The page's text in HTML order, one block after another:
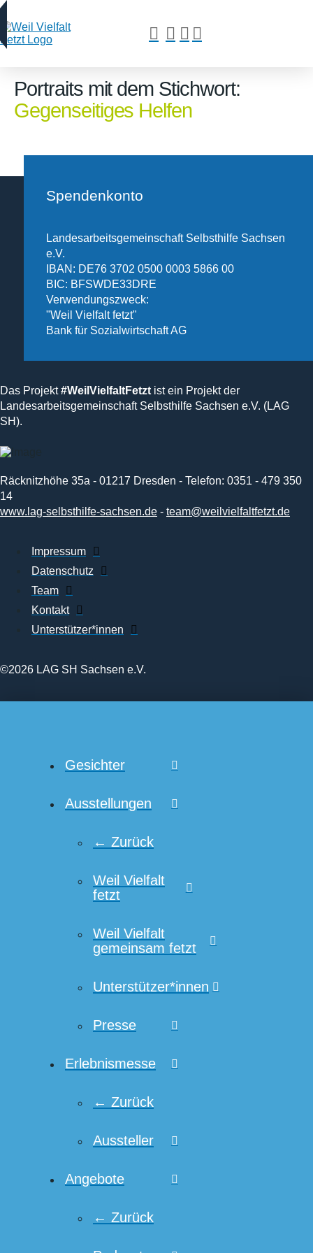
Portraits mit dem Stichwort:
Gegenseitiges Helfen
Spendenkonto
Landesarbeitsgemeinschaft Selbsthilfe Sachsen
e.V.
IBAN: DE76 3702 0500 0003 5866 00
BIC: BFSWDE33DRE
Verwendungszweck:
"Weil Vielfalt fetzt"
Bank für Sozialwirtschaft AG
Das Projekt#WeilVielfaltFetzt ist ein Projekt der
Landesarbeitsgemeinschaft Selbsthilfe Sachsen e.V. (LAG
SH).
Räcknitzhöhe 35a - 01217 Dresden - Telefon: 0351 - 479 350
14
www.lag-selbsthilfe-sachsen.de - team@weilvielfaltfetzt.de
Impressum
Datenschutz
Team
Kontakt
Unterstützer*innen
©2026 LAG SH Sachsen e.V.
Gesichter
Ausstellungen
← Zurück
Weil Vielfalt
fetzt
Weil Vielfalt
gemeinsam fetzt
Unterstützer*innen
Presse
Erlebnismesse
← Zurück
Aussteller
Angebote
← Zurück